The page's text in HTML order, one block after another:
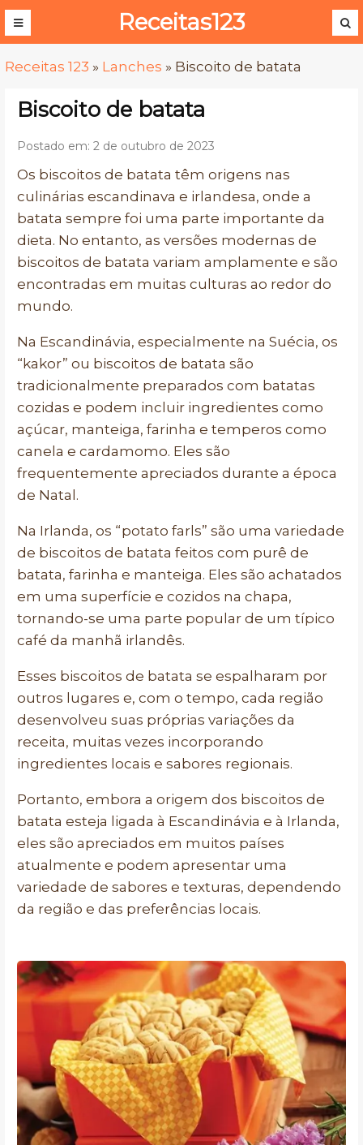
Receitas123
Receitas 123 » Lanches » Biscoito de batata
Biscoito de batata
Postado em: 2 de outubro de 2023
Os biscoitos de batata têm origens nas
culinárias escandinava e irlandesa, onde a
batata sempre foi uma parte importante da
dieta. No entanto, as versões modernas de
biscoitos de batata variam amplamente e são
encontradas em muitas culturas ao redor do
mundo.
Na Escandinávia, especialmente na Suécia, os
“kakor” ou biscoitos de batata são
tradicionalmente preparados com batatas
cozidas e podem incluir ingredientes como
açúcar, manteiga, farinha e temperos como
canela e cardamomo. Eles são
frequentemente apreciados durante a época
de Natal.
Na Irlanda, os “potato farls” são uma variedade
de biscoitos de batata feitos com purê de
batata, farinha e manteiga. Eles são achatados
em uma superfície e cozidos na chapa,
tornando-se uma parte popular de um típico
café da manhã irlandês.
Esses biscoitos de batata se espalharam por
outros lugares e, com o tempo, cada região
desenvolveu suas próprias variações da
receita, muitas vezes incorporando
ingredientes locais e sabores regionais.
Portanto, embora a origem dos biscoitos de
batata esteja ligada à Escandinávia e à Irlanda,
eles são apreciados em muitos países
atualmente e podem apresentar uma
variedade de sabores e texturas, dependendo
da região e das preferências locais.